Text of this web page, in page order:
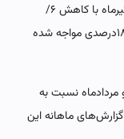
مشابه سال ۱۴۰۰ با افزایش ۱۱/ ۹درصدی، نسبت به تیرماه با کاهش ۶/
۷درصدی و نسبت به خردادماه سال ۱۴۰۱ با کاهش ۱۸درصدی مواجه شده
مردادماه نسبت به
ماهانه این